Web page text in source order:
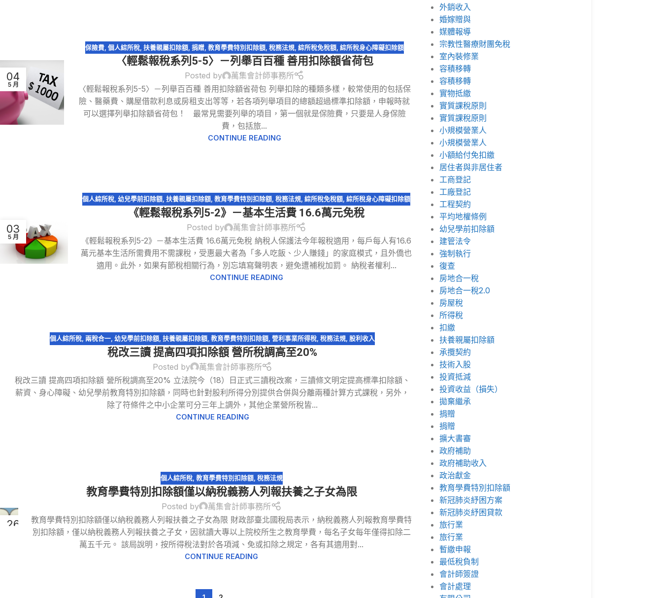
04
5 月
保險費, 個人綜所稅, 扶養親屬扣除額, 捐贈, 教育學費特別扣除額, 稅務法規, 綜所稅免稅額, 綜所稅身心障礙扣除額
〈輕鬆報稅系列5-5〉－列舉百百種 善用扣除額省荷包
Posted by
萬集會計師事務所
〈輕鬆報稅系列5-5〉－列舉百百種 善用扣除額省荷包 列舉扣除的種類多樣，較常使用的包括保
險、醫藥費、購屋借款利息或房租支出等等，若各項列舉項目的總額超過標準扣除額，申報時就
可以選擇列舉扣除額省荷包！ 最常見需要列舉的項目，第一個就是保險費，只要是人身保險
費，包括旅...
CONTINUE READING
03
5 月
個人綜所稅,幼兒學前扣除額,扶養親屬扣除額,教育學費特別扣除額,稅務法規,綜所稅免稅額,綜所稅身心障礙扣除額
《輕鬆報稅系列5-2》－基本生活費 16.6萬元免稅
Posted by
萬集會計師事務所
《輕鬆報稅系列5-2》－基本生活費 16.6萬元免稅 納稅人保護法今年報稅適用，每戶每人有16.6
萬元基本生活所需費用不需課稅，受惠最大者為「多人吃飯、少人賺錢」的家庭模式，且外僑也
適用。此外，如果有節稅相關行為，別忘填寫聲明表，避免遭補稅加罰。 納稅者權利...
CONTINUE READING
個人綜所稅,兩稅合一,幼兒學前扣除額,扶養親屬扣除額,教育學費特別扣除額,營利事業所得稅,稅務法規, 股利收入
稅改三讀 提高四項扣除額 營所稅調高至20%
Posted by
萬集會計師事務所
稅改三讀 提高四項扣除額 營所稅調高至20% 立法院今（18）日正式三讀稅改案，三讀條文明定提高標準扣除額、
薪資、身心障礙、幼兒學前教育特別扣除額，同時也針對股利所得分別提供合併與分離兩種計算方式課稅，另外，
除了符條件之中小企業可分三年上調外，其他企業營所稅皆...
CONTINUE READING
26
個人綜所稅, 教育學費特別扣除額, 稅務法規
教育學費特別扣除額僅以納稅義務人列報扶養之子女為限
Posted by
萬集會計師事務所
教育學費特別扣除額僅以納稅義務人列報扶養之子女為限 財政部臺北國稅局表示，納稅義務人列報教育學費特
別扣除額，僅以納稅義務人列報扶養之子女，因就讀大專以上院校所生之教育學費，每名子女每年僅得扣除二
萬五千元。 該局說明，按所得稅法對於各項減、免或扣除之規定，各有其適用對...
CONTINUE READING
外銷收入
婚嫁贈與
媒體報導
宗教性醫療財團免稅
室內裝修業
容積移轉
容積移轉
實物抵繳
實質課稅原則
實質課稅原則
小規模營業人
小規模營業人
小額給付免扣繳
居住者與非居住者
工商登記
工廠登記
工程契約
平均地權條例
幼兒學前扣除額
建管法令
強制執行
復查
房地合一稅
房地合一稅2.0
房屋稅
所得稅
扣繳
扶養親屬扣除額
承攬契約
技術入股
投資抵減
投資收益（損失）
拋棄繼承
捐贈
捐贈
擴大書審
政府補助
政府補助收入
政治獻金
教育學費特別扣除額
新冠肺炎紓困方案
新冠肺炎紓困貸款
旅行業
旅行業
暫繳申報
最低稅負制
會計師簽證
會計處理